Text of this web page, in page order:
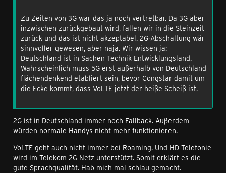
Zu Zeiten von 3G war das ja noch vertretbar. Da 3G aber
inzwischen zurückgebaut wird, fallen wir in die Steinzeit
zurück und das ist nicht akzeptabel. 2G-Abschaltung wär
sinnvoller gewesen, aber naja. Wir wissen ja:
Deutschland ist in Sachen Technik Entwicklungsland.
Wahrscheinlich muss 5G erst außerhalb von Deutschland
flächendenkend etabliert sein, bevor Congstar damit um
die Ecke kommt, dass VoLTE jetzt der heiße Scheiß ist.
2G ist in Deutschland immer noch Fallback. Außerdem
würden normale Handys nicht mehr funktionieren.
VoLTE geht auch nicht immer bei Roaming. Und HD Telefonie
wird im Telekom 2G Netz unterstützt. Somit erklärt es die
gute Sprachqualität. Hab mich mal schlau gemacht.